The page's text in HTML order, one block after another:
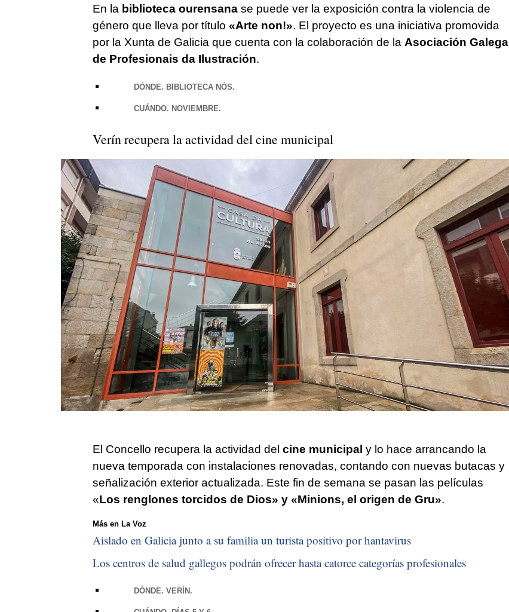
En labiblioteca ourensanase puede ver la exposición contra la violencia de
género que lleva por título «Arte non!». El proyecto es una iniciativa promovida
por la Xunta de Galicia que cuenta con la colaboración de la Asociación Galega
de Profesionais da Ilustración.
DÓNDE. BIBLIOTECA NÓS.
CUÁNDO. NOVIEMBRE.
Verín recupera la actividad del cine municipal
El Concello recupera la actividad del cine municipal y lo hace arrancando la
nueva temporada con instalaciones renovadas, contando con nuevas butacas y
señalización exterior actualizada. Este fin de semana se pasan las películas
«Los renglones torcidos de Dios» y «Minions, el origen de Gru».
Más en La Voz
Aislado en Galicia junto a su familia un turista positivo por hantavirus
Los centros de salud gallegos podrán ofrecer hasta catorce categorías profesionales
DÓNDE. VERÍN.